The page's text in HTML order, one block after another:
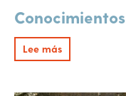
Conocimientos
Lee más